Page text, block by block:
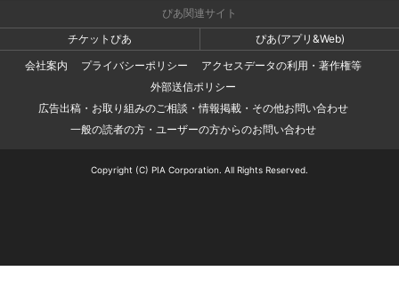
ぴあ関連サイト
チケットぴあ
ぴあ(アプリ&Web)
会社案内
プライバシーポリシー
アクセスデータの利用・著作権等
外部送信ポリシー
広告出稿・お取り組みのご相談・情報掲載・その他お問い合わせ
一般の読者の方・ユーザーの方からのお問い合わせ
Copyright (C) PIA Corporation. All Rights Reserved.